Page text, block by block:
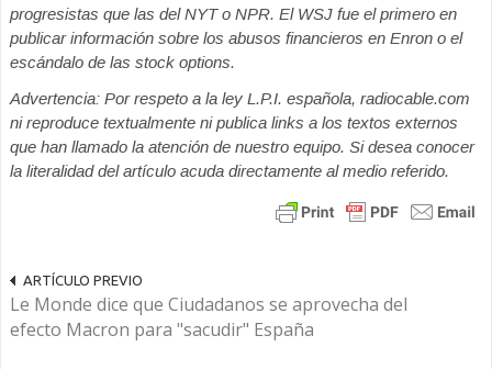
progresistas que las del NYT o NPR. El WSJ fue el primero en
publicar información sobre los abusos financieros en Enron o el
escándalo de las stock options.
Advertencia: Por respeto a la ley L.P.I. española, radiocable.com
ni reproduce textualmente ni publica links a los textos externos
que han llamado la atención de nuestro equipo. Si desea conocer
la literalidad del artículo acuda directamente al medio referido.
ARTÍCULO PREVIO
Le Monde dice que Ciudadanos se aprovecha del
efecto Macron para "sacudir" España